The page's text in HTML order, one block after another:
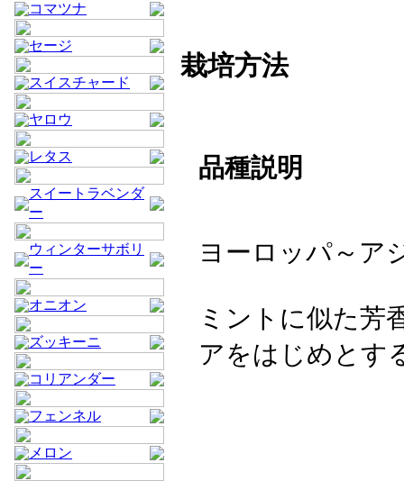
コマツナ
セージ
スイスチャード
ヤロウ
レタス
スイートラベンダ
ー
ウィンターサボリ
ー
オニオン
ズッキーニ
コリアンダー
フェンネル
メロン
栽培方法
品種説明
ヨーロッパ～ア
ミントに似た芳
アをはじめとす